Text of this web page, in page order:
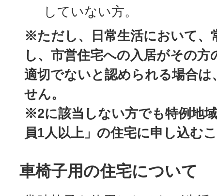
していない方。
※ただし、日常生活において、
し、市営住宅への入居がその方
適切でないと認められる場合は
せん。
※2に該当しない方でも特例地
員1人以上」の住宅に申し込む
車椅子用の住宅について